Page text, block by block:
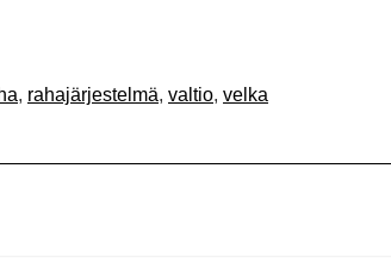
, rahajärjestelmä, valtio, velka